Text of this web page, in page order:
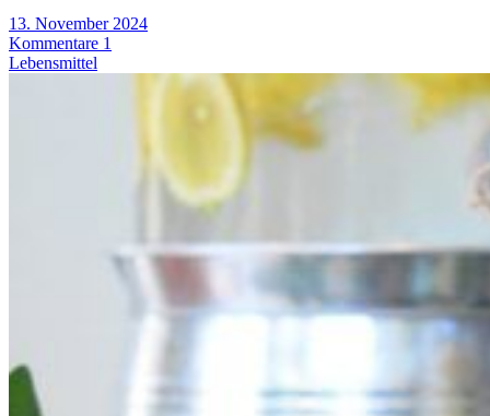
13. November 2024
Kommentare 1
Lebensmittel